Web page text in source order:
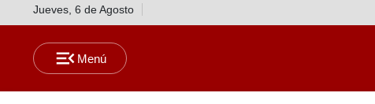
Jueves, 6 de Agosto